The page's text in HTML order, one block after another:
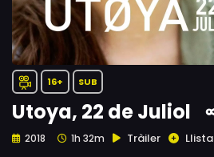
16+ SUB
Utoya, 22 de Juliol
2018 1h 32m Tràiler Llista